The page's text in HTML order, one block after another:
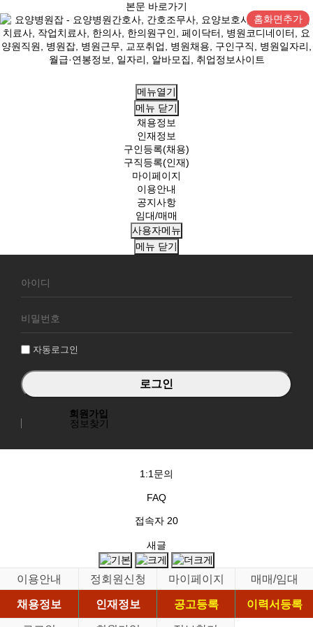
본문 바로가기
홈화면추가
메뉴열기
메뉴 닫기
채용정보
인재정보
구인등록(채용)
구직등록(인재)
마이페이지
이용안내
공지사항
임대/매매
사용자메뉴
메뉴 닫기
원
그
자동로그인
회원가입
정보찾기
1:1문의
FAQ
접속자 20
새글
이용안내 정회원신청 마이페이지
매매/임대
채용정보
인재정보 공고등록
이력서등록